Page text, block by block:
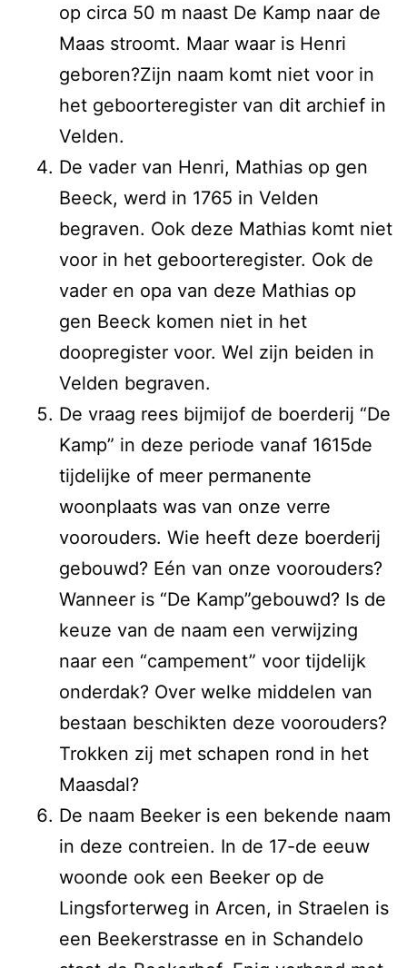
op circa 50 m naast De Kamp naar de
Maas stroomt. Maar waar is Henri
geboren?Zijn naam komt niet voor in
het geboorteregister van dit archief in
Velden.
De vader van Henri, Mathias op gen
Beeck, werd in 1765 in Velden
begraven. Ook deze Mathias komt niet
voor in het geboorteregister. Ook de
vader en opa van deze Mathias op
gen Beeck komen niet in het
doopregister voor. Wel zijn beiden in
Velden begraven.
De vraag rees bijmijof de boerderij “De
Kamp” in deze periode vanaf 1615de
tijdelijke of meer permanente
woonplaats was van onze verre
voorouders. Wie heeft deze boerderij
gebouwd? Eén van onze voorouders?
Wanneer is “De Kamp”gebouwd? Is de
keuze van de naam een verwijzing
naar een “campement” voor tijdelijk
onderdak? Over welke middelen van
bestaan beschikten deze voorouders?
Trokken zij met schapen rond in het
Maasdal?
De naam Beeker is een bekende naam
in deze contreien. In de 17-de eeuw
woonde ook een Beeker op de
Lingsforterweg in Arcen, in Straelen is
een Beekerstrasse en in Schandelo